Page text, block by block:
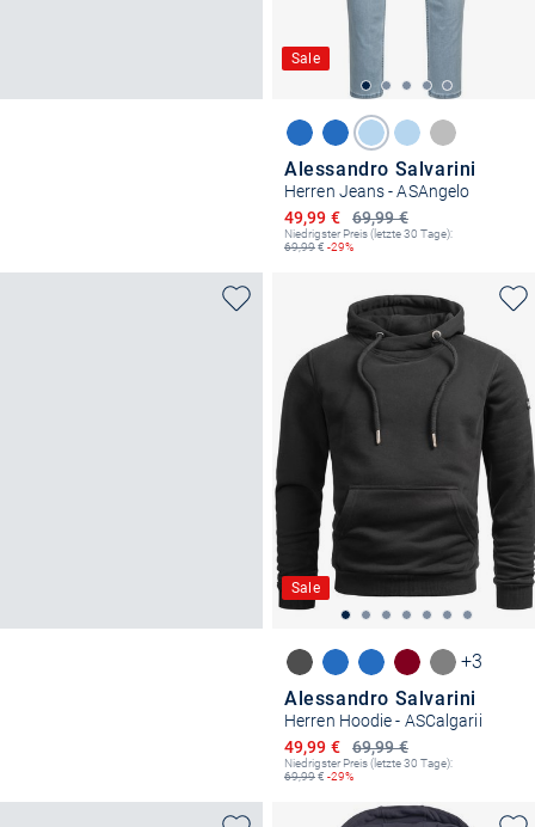
Sale
Alessandro Salvarini
Herren Jeans - ASAngelo
69,99 €
Ermäßigter Preis
49,99 €
Niedrigster Preis (letzte 30 Tage):
69,99€ -29%
Sale
+3
Alessandro Salvarini
Herren Hoodie - ASCalgarii
69,99 €
Ermäßigter Preis
49,99 €
Niedrigster Preis (letzte 30 Tage):
69,99€ -29%